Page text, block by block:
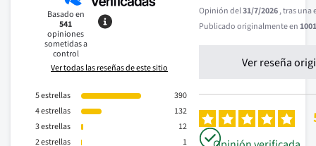
Basado en
541
opiniones
sometidas a
control
Ver todas las reseñas de este sitio
5estrellas
390
4estrellas
132
3estrellas
12
2estrellas
1
Opinión del31/7/2026, tras una
Publicado originalmente en
Ver reseña